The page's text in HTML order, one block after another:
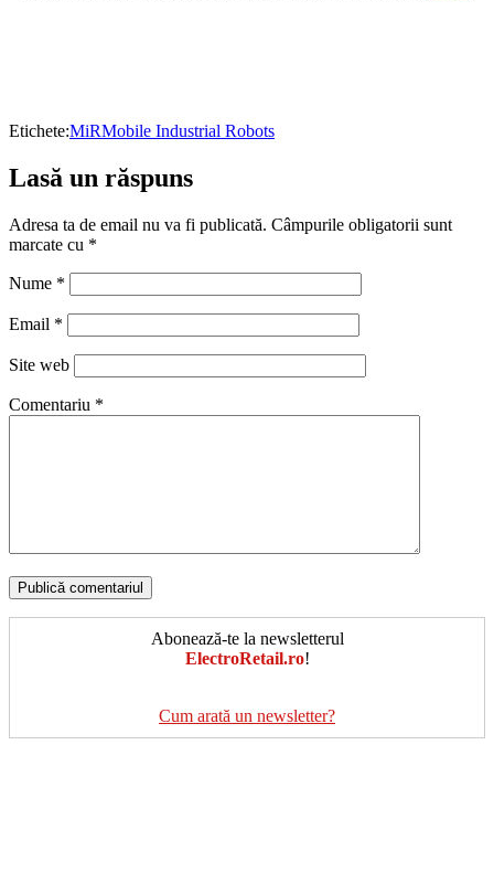
Etichete:MiRMobile Industrial Robots
Lasă un răspuns
Adresa ta de email nu va fi publicată. Câmpurile obligatorii sunt
marcate cu *
Nume *
Email *
Site web
Comentariu *
Abonează-te la newsletterul
ElectroRetail.ro!
Cum arată un newsletter?